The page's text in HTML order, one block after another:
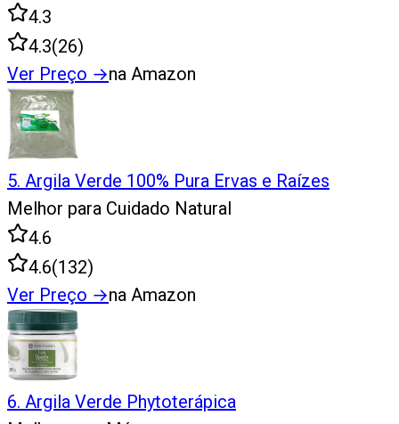
4.3
4.3(26)
Ver Preço →na Amazon
5. Argila Verde 100% Pura Ervas e Raízes
Melhor para Cuidado Natural
4.6
4.6(132)
Ver Preço →na Amazon
6. Argila Verde Phytoterápica